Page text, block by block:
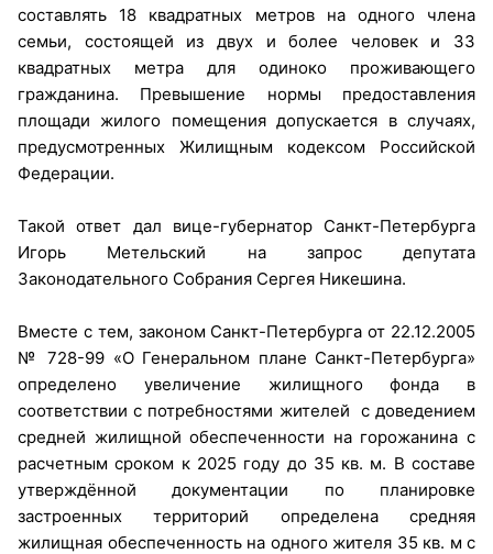
составлять 18 квадратных метров на одного члена
семьи, состоящей из двух и более человек и 33
квадратных метра для одиноко проживающего
гражданина. Превышение нормы предоставления
площади жилого помещения допускается в случаях,
предусмотренных Жилищным кодексом Российской
Федерации.
Такой ответ дал вице-губернатор Санкт-Петербурга
Игорь Метельский на запрос депутата
Законодательного Собрания Сергея Никешина.
Вместе с тем, законом Санкт-Петербурга от 22.12.2005
№ 728-99 «О Генеральном плане Санкт-Петербурга»
определено увеличение жилищного фонда в
соответствии с потребностями жителей с доведением
средней жилищной обеспеченности на горожанина с
расчетным сроком к 2025 году до 35 кв. м. В составе
утверждённой документации по планировке
застроенных территорий определена средняя
жилищная обеспеченность на одного жителя 35 кв. м с